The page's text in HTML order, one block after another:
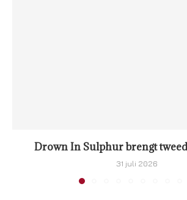
Drown In Sulphur brengt
31 juli 2026